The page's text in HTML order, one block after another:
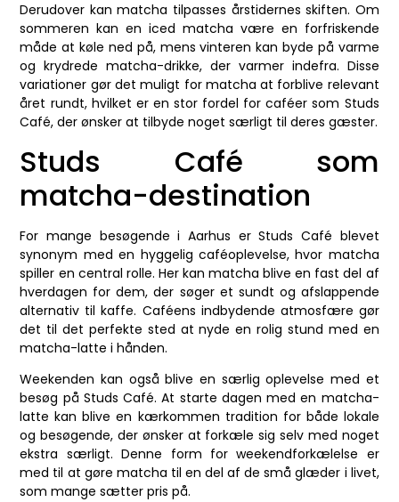
Derudover kan matcha tilpasses årstidernes skiften. Om
sommeren kan en iced matcha være en forfriskende
måde at køle ned på, mens vinteren kan byde på varme
og krydrede matcha-drikke, der varmer indefra. Disse
variationer gør det muligt for matcha at forblive relevant
året rundt, hvilket er en stor fordel for caféer som Studs
Café, der ønsker at tilbyde noget særligt til deres gæster.
Studs Café som
matcha-destination
For mange besøgende i Aarhus er Studs Café blevet
synonym med en hyggelig caféoplevelse, hvor matcha
spiller en central rolle. Her kan matcha blive en fast del af
hverdagen for dem, der søger et sundt og afslappende
alternativ til kaffe. Caféens indbydende atmosfære gør
det til det perfekte sted at nyde en rolig stund med en
matcha-latte i hånden.
Weekenden kan også blive en særlig oplevelse med et
besøg på Studs Café. At starte dagen med en matcha-
latte kan blive en kærkommen tradition for både lokale
og besøgende, der ønsker at forkæle sig selv med noget
ekstra særligt. Denne form for weekendforkælelse er
med til at gøre matcha til en del af de små glæder i livet,
som mange sætter pris på.